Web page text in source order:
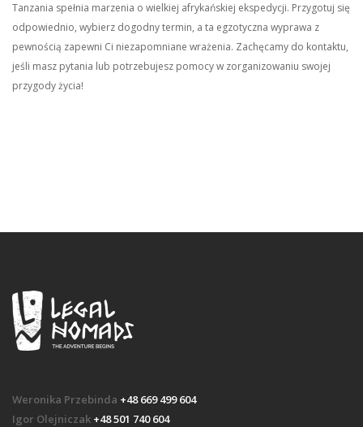
Tanzania spełnia marzenia o wielkiej afrykańskiej ekspedycji. Przygotuj się
odpowiednio, wybierz dogodny termin, a ta egzotyczna wyprawa z
pewnością zapewni Ci niezapomniane wrażenia. Zachęcamy do kontaktu,
jeśli masz pytania lub potrzebujesz pomocy w zorganizowaniu swojej
przygody życia!
Weronika Przebinda +48 669 499 604
Igor Olejniczak +48 501 740 604